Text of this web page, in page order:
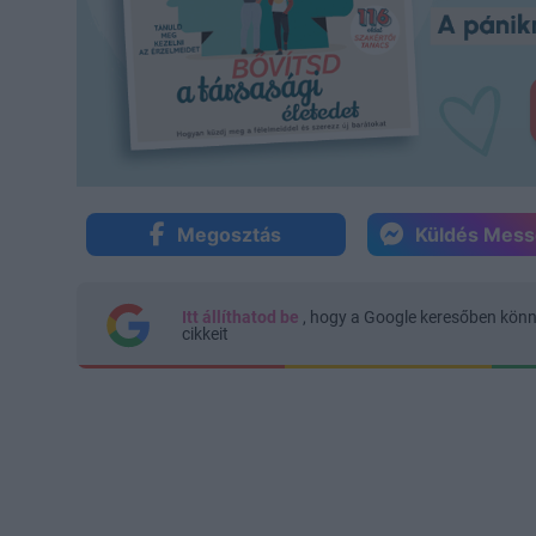
Megosztás Küldés
Itt állíthatod be , hogy a Google keresőben
cikkeit